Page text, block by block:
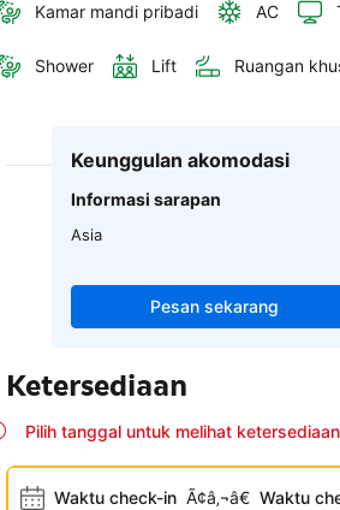
Kamar mandi pribadi AC
Shower Lift Ruangan
Keunggulan akomodasi
Informasi sarapan
Asia
Pesan sekarang
Ketersediaan
Pilih tanggal untuk melihat
Waktu check-in Ã¢â‚¬â€ Waktu